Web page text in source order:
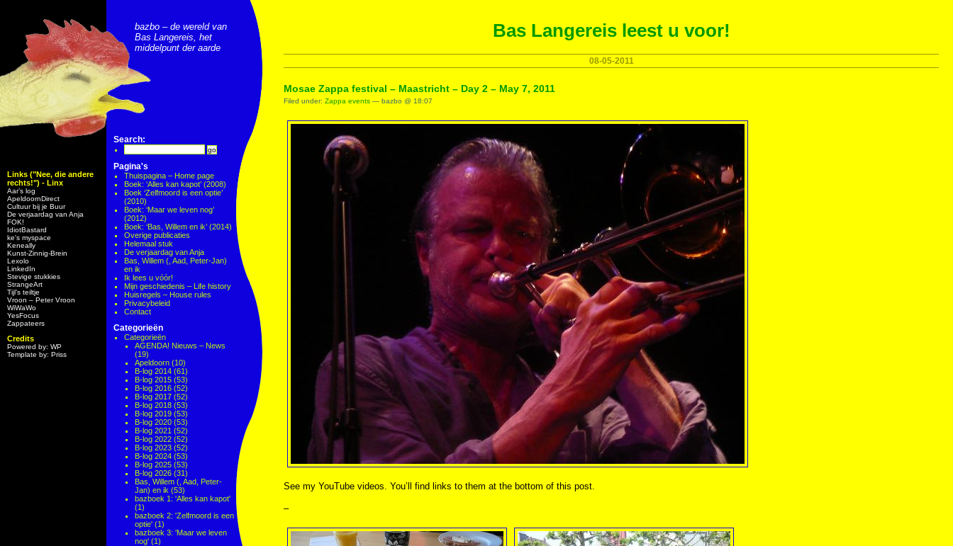
Links ("Nee, die andere
rechts!") - Linx
Aar’s log
ApeldoornDirect
Cultuur bij je Buur
De verjaardag van Anja
FOK!
IdiotBastard
ke's myspace
Keneally
Kunst-Zinnig-Brein
Lexolo
LinkedIn
Stevige stukkies
StrangeArt
Tijl’s teiltje
Vroon – Peter Vroon
WiWaWo
YesFocus
Zappateers
Credits
Powered by: WP
Template by: Priss
bazbo – de wereld van
Bas Langereis, het
middelpunt der aarde
Search:
Pagina's
Thuispagina – Home page
Boek: ‘Alles kan kapot’ (2008)
Boek ‘Zelfmoord is een optie’
(2010)
Boek: ‘Maar we leven nog’
(2012)
Boek: ‘Bas, Willem en ik’ (2014)
Overige publicaties
Helemaal stuk
De verjaardag van Anja
Bas, Willem (, Aad, Peter-Jan)
en ik
Ik lees u vóór!
Mijn geschiedenis – Life history
Huisregels – House rules
Privacybeleid
Contact
Categorieën
Categorieën
AGENDA! Nieuws – News
(19)
Apeldoorn (10)
B-log 2014 (61)
B-log 2015 (53)
B-log 2016 (52)
B-log 2017 (52)
B-log 2018 (53)
B-log 2019 (53)
B-log 2020 (53)
B-log 2021 (52)
B-log 2022 (52)
B-log 2023 (52)
B-log 2024 (53)
B-log 2025 (53)
B-log 2026 (31)
Bas, Willem (, Aad, Peter-
Jan) en ik (53)
bazboek 1: 'Alles kan kapot'
(1)
bazboek 2: 'Zelfmoord is een
optie' (1)
bazboek 3: 'Maar we leven
nog' (1)
Bas Langereis leest u voor!
08-05-2011
Mosae Zappa festival – Maastricht – Day 2 – May 7, 2011
Filed under: Zappa events — bazbo @ 18:07
See my YouTube videos. You’ll find links to them at the bottom of this post.
–